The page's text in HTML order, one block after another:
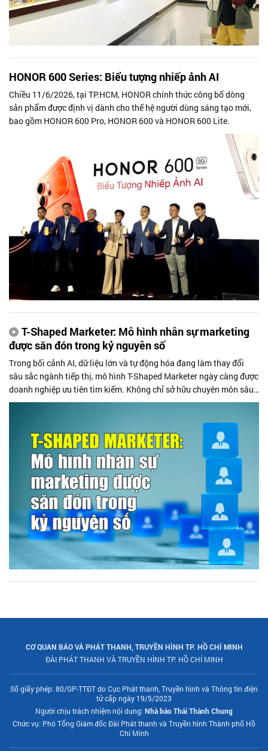
HONOR 600 Series: Biểu tượng nhiếp ảnh AI
Chiều 11/6/2026, tại TP.HCM, HONOR chính thức công bố dòng
sản phẩm được định vị dành cho thế hệ người dùng sáng tạo mới,
bao gồm HONOR 600 Pro, HONOR 600 và HONOR 600 Lite.
T-Shaped Marketer: Mô hình nhân sự marketing
được săn đón trong kỷ nguyên số
Trong bối cảnh AI, dữ liệu lớn và tự động hóa đang làm thay đổi
sâu sắc ngành tiếp thị, mô hình T-Shaped Marketer ngày càng được
doanh nghiệp ưu tiên tìm kiếm. Không chỉ sở hữu chuyên môn sâu
ở một lĩnh...
CƠ QUAN BÁO VÀ PHÁT THANH, TRUYỀN HÌNH TP. HỒ CHÍ MINH
ĐÀI PHÁT THANH VÀ TRUYỀN HÌNH TP. HỒ CHÍ MINH
Số giấy phép: 80/GP-TTĐT do Cục Phát thanh, Truyền hình và Thông tin điện
tử cấp ngày 19/5/2023
Người chịu trách nhiệm nội dung: Nhà báo Thái Thành Chung
Chức vụ: Phó Tổng Giám đốc Đài Phát thanh và Truyền hình Thành phố Hồ
Chí Minh